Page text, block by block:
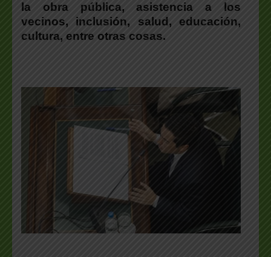
la obra pública, asistencia a los
vecinos, inclusión, salud, educación,
cultura, entre otras cosas.